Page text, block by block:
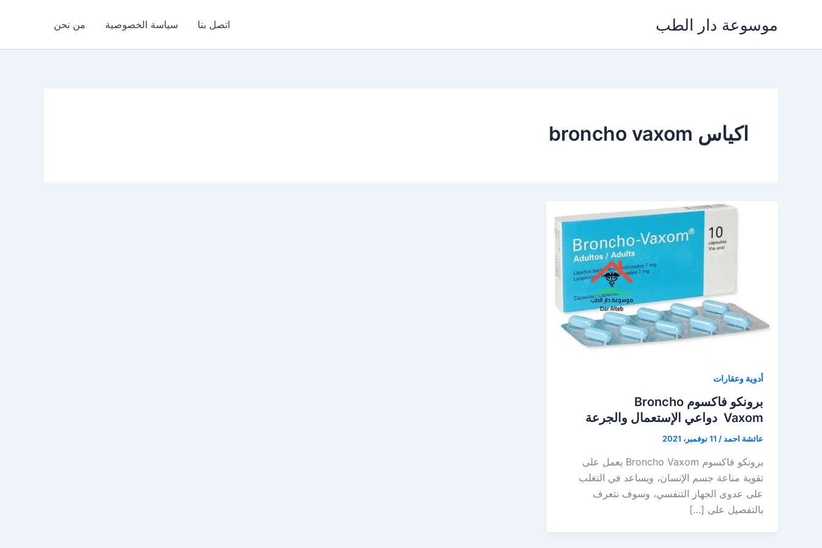
موسوعة دار الطب اتصل بنا سياسة الخصوصية من نحن
اكياس broncho vaxom
أدوية وعقارات
برونكو فاكسوم Broncho
Vaxom دواعي الإستعمال والجرعة
عائشة احمد/ 11 نوفمبر، 2021
برونكو فاكسوم Broncho Vaxom يعمل على
تقوية مناعة جسم الإنسان، ويساعد في التغلب
على عدوى الجهاز التنفسي، وسوف نتعرف
بالتفصيل على […]